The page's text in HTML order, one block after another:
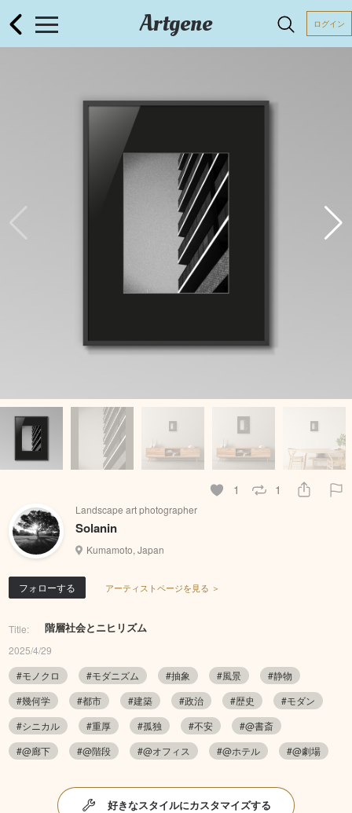
Artgene ログイン
1 1
Landscape art photographer
Solanin
Kumamoto, Japan
フォローする アーティストページを見る ＞
Title: 階層社会とニヒリズム
2025/4/29
#モノクロ
#モダニズム #抽象 #風景
#静物
#幾何学
#都市 #建築 #政治 #歴史
#モダン
#シニカル
#重厚 #孤独 #不安
#@書斎
#@廊下
#@階段 #@オフィス #@ホテル #@劇場
好きなスタイルにカスタマイズする